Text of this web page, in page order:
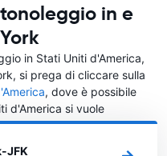
in e
in Stati Uniti d'America,
si prega di cliccare sulla
, dove è possibile
d'America si vuole
JFK